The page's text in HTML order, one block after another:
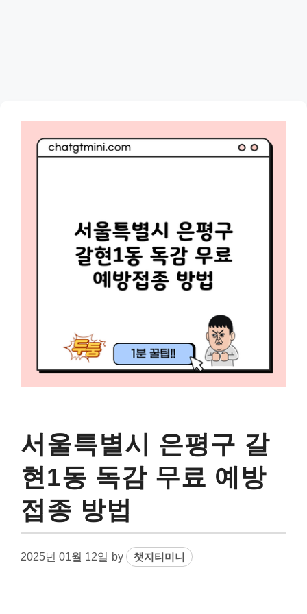
서울특별시 은평구 갈
현1동 독감 무료 예방
접종 방법
2025년 01월 12일 by 챗지티미니